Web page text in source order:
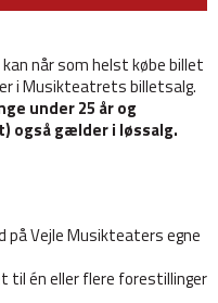
når som helst købe billet
i Musikteatrets billetsalg.
under 25 år og
også gælder i løssalg.
på Vejle Musikteaters egne
til én eller flere forestillinger